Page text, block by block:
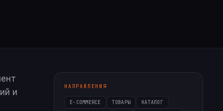
и
НАПРАВЛЕНИЯ
E-COMMERCE ТОВАРЫ
КАТАЛОГ